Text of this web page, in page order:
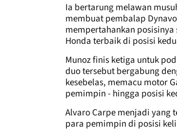
Ia bertarung melawan
membuat pembalap
mempertahankan
Honda terbaik di posisi
Munoz finis ketiga untuk
duo tersebut bergabung
kesebelas, memacu motor
pemimpin - hingga posisi
Alvaro Carpe menjadi
para pemimpin di posisi